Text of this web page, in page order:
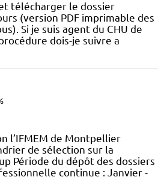
télécharger le dossier
(version PDF imprimable des
Si je suis agent du CHU de
dois-je suivre a
l’IFMEM de Montpellier
de sélection sur la
Période du dépôt des dossiers
continue : Janvier -